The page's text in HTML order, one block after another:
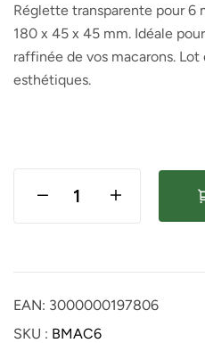
Réglette transparente pour 6
180 x 45 x 45 mm. Idéale
raffinée de vos macarons.
esthétiques.
EAN: 3000000197806
SKU : BMAC6